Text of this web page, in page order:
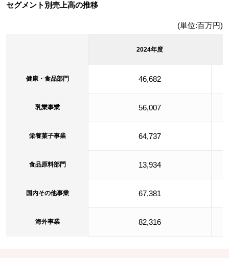
セグメント別売上高の推移
(単位:百万円)
2024年度
健康・食品部門 46,682
乳業事業 56,007
栄養菓子事業 64,737
食品原料部門 13,934
国内その他事業 67,381
海外事業 82,316